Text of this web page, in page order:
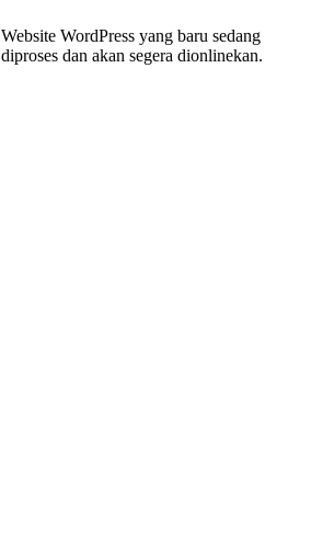
Website WordPress yang baru sedang
diproses dan akan segera dionlinekan.